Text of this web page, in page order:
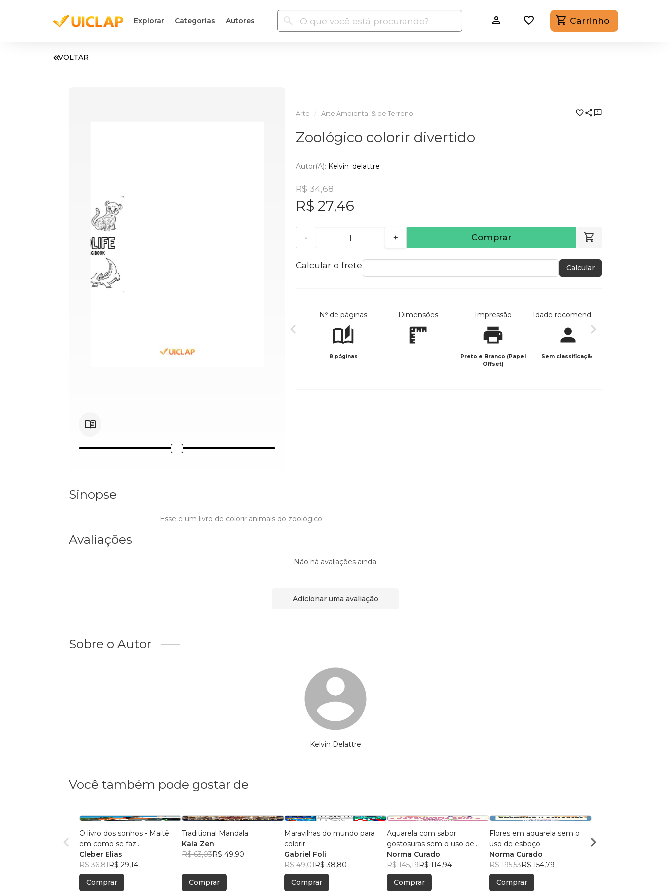
Explorar Categorias Autores Carrinho
VOLTAR
Arte Arte Ambiental & de Terreno
Zoológico colorir divertido
Autor(a): Kelvin_delattre
R$ 34,68
R$ 27,46
- + Comprar
Calcular o frete Calcular
Nº de páginas
8 páginas
Dimensões Impressão
Preto e Branco (Papel
Offset)
Idade recomendada
Sem classificação
Sinopse
Esse e um livro de colorir animais do zoológico
Avaliações
Não há avaliações ainda.
Adicionar uma avaliação
Sobre o Autor
Kelvin Delattre
Você também pode gostar de
O livro dos sonhos - Maitê
em como se faz...
Cleber Elias
R$ 36,81R$ 29,14
Comprar
Traditional Mandala
Kaia Zen
R$ 63,03R$ 49,90
Comprar
Maravilhas do mundo para
colorir
Gabriel Foli
R$ 49,01R$ 38,80
Comprar
Aquarela com sabor:
gostosuras sem o uso de
esboço
Norma Curado
R$ 145,19R$ 114,94
Comprar
Flores em aquarela sem o
uso de esboço
Norma Curado
R$ 195,53R$ 154,79
Comprar
Evelyn da Silva